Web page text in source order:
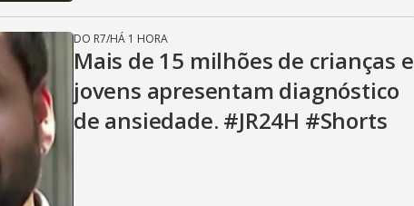
DO R7/HÁ 1 HORA
Mais de 15 milhões de crianças e
jovens apresentam diagnóstico
de ansiedade. #JR24H #Shorts